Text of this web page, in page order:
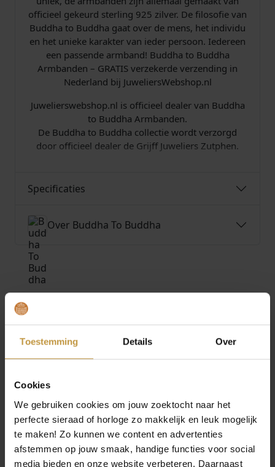
Toestemming Details Over
Cookies
We gebruiken cookies om jouw zoektocht naar het
perfecte sieraad of horloge zo makkelijk en leuk mogelijk
te maken! Zo kunnen we content en advertenties
afstemmen op jouw smaak, handige functies voor social
media bieden en onze website verbeteren. Daarnaast
officieel gekeurd sterling 925 zilver. De filosofie van
Buddha to Buddha gaat over de mens, het individu
en het unieke karakter van ieder persoon. Iedereen
een passende armband! Buddha to Buddha
Armbanden – GRATIS verzekerde verzending in
Nederland bij JuweliersWebshop.nl
Juwelierswebshop.nl is officieel dealer van Buddha
to Buddha Armbanden.
De Buddha to Buddha collectie wordt verzorgd
door officieel dealer de Grijff Juweliers Zutphen.
Specificaties
Over Buddha To Buddha
MEER VAN BUDDHA TO BUDDHA
BUDDHA TO BUDDHA
ARMBAND J453 BEN XS
Direct leverbaar, 1
werkdag
BUDDHA TO BUDDHA
ARMBAND 176 KATJA
Direct leverbaar, 1
werkdag